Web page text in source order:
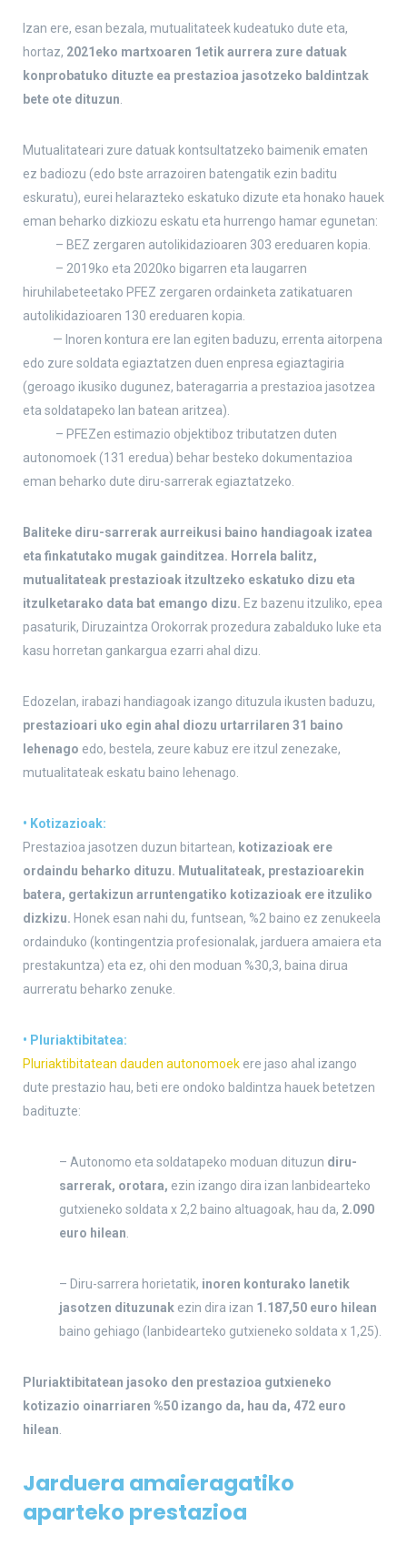
Izan ere, esan bezala, mutualitateek kudeatuko dute eta,
hortaz, 2021eko martxoaren 1etik aurrera zure datuak
konprobatuko dituzte ea prestazioa jasotzeko baldintzak
bete ote dituzun
Mutualitateari zure datuak kontsultatzeko baimenik ematen
ez badiozu (edo bste arrazoiren batengatik ezin baditu
eskuratu), eurei helarazteko eskatuko dizute eta honako hauek
eman beharko dizkiozu eskatu eta hurrengo hamar egunetan:
– BEZ zergaren autolikidazioaren 303 ereduaren kopia.
– 2019ko eta 2020ko bigarren eta laugarren
hiruhilabeteetako PFEZ zergaren ordainketa zatikatuaren
autolikidazioaren 130 ereduaren kopia.
— Inoren kontura ere lan egiten baduzu, errenta aitorpena
edo zure soldata egiaztatzen duen enpresa egiaztagiria
(geroago ikusiko dugunez, bateragarria a prestazioa jasotzea
eta soldatapeko lan batean aritzea).
– PFEZen estimazio objektiboz tributatzen duten
autonomoek (131 eredua) behar besteko dokumentazioa
eman beharko dute diru-sarrerak egiaztatzeko.
Baliteke diru-sarrerak aurreikusi baino handiagoak izatea
eta finkatutako mugak gainditzea. Horrela balitz,
mutualitateak prestazioak itzultzeko eskatuko dizu eta
itzulketarako data bat emango dizu. Ez bazenu itzuliko, epea
pasaturik, Diruzaintza Orokorrak prozedura zabalduko luke eta
kasu horretan gankargua ezarri ahal dizu.
Edozelan, irabazi handiagoak izango dituzula ikusten baduzu,
prestazioari uko egin ahal diozu urtarrilaren 31 baino
lehenago edo, bestela, zeure kabuz ere itzul zenezake,
mutualitateak eskatu baino lehenago.
• Kotizazioak:
Prestazioa jasotzen duzun bitartean, kotizazioak ere
ordaindu beharko dituzu. Mutualitateak, prestazioarekin
batera, gertakizun arruntengatiko kotizazioak ere itzuliko
dizkizu. Honek esan nahi du, funtsean, %2 baino ez zenukeela
ordainduko (kontingentzia profesionalak, jarduera amaiera eta
prestakuntza) eta ez, ohi den moduan %30,3, baina dirua
aurreratu beharko zenuke.
• Pluriaktibitatea:
Pluriaktibitatean dauden autonomoek ere jaso ahal izango
dute prestazio hau, beti ere ondoko baldintza hauek betetzen
badituzte:
– Autonomo eta soldatapeko moduan dituzun diru-
sarrerak, orotara, ezin izango dira izan lanbidearteko
gutxieneko soldata x 2,2 baino altuagoak, hau da, 2.090
euro hilean
– Diru-sarrera horietatik, inoren konturako lanetik
jasotzen dituzunak ezin dira izan 1.187,50 euro hilean
baino gehiago (lanbidearteko gutxieneko soldata x 1,25).
Pluriaktibitatean jasoko den prestazioa gutxieneko
kotizazio oinarriaren %50 izango da, hau da, 472 euro
hilean
Jarduera amaieragatiko
aparteko prestazioa